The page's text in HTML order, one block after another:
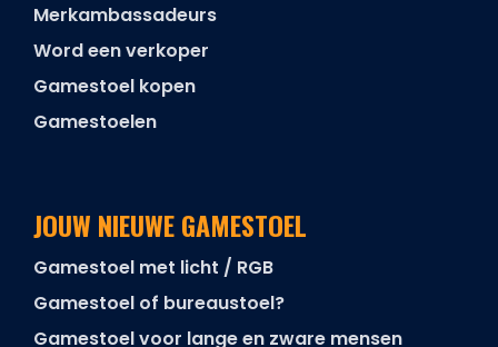
Merkambassadeurs
Word een verkoper
Gamestoel kopen
Gamestoelen
JOUW NIEUWE GAMESTOEL
Gamestoel met licht / RGB
Gamestoel of bureaustoel?
Gamestoel voor lange en zware mensen